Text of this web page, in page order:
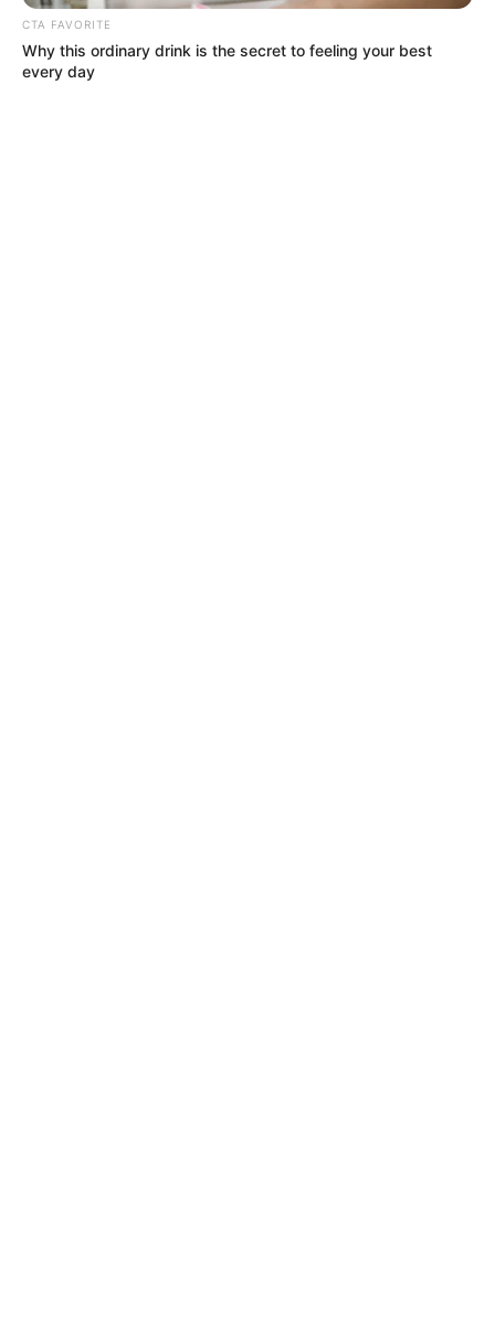
SARAMPIÓN AVENIDA AMBALÁ
IBAGUÉ
PARQUE DE DIVERSIONES
ELECCIONES PRESIDENCIALES
FENÓMENO DEL NIÑO
CTA FAVORITE
Why this ordinary drink is the secret to feeling your best
every day